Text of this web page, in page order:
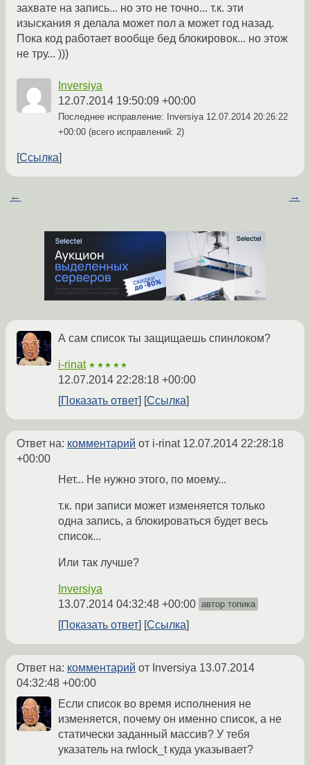
захвате на запись... но это не точно... т.к. эти
изыскания я делала может пол а может год назад.
Пока код работает вообще бед блокировок... но этож
не тру... )))
Inversiya
12.07.2014 19:50:09 +00:00
Последнее исправление: Inversiya 12.07.2014 20:26:22
+00:00 (всего исправлений: 2)
Ссылка
← →
А сам список ты защищаешь спинлоком?
i-rinat ★★★★★
12.07.2014 22:28:18 +00:00
Показать ответ
Ссылка
Ответ на: комментарий от i-rinat 12.07.2014 22:28:18
+00:00
Нет... Не нужно этого, по моему...
т.к. при записи может изменяется только
одна запись, а блокироваться будет весь
список...
Или так лучше?
Inversiya
13.07.2014 04:32:48 +00:00 автор топика
Показать ответ Ссылка
Ответ на: комментарий от Inversiya 13.07.2014
04:32:48 +00:00
Если список во время исполнения не
изменяется, почему он именно список, а не
статически заданный массив? У тебя
указатель на rwlock_t куда указывает?